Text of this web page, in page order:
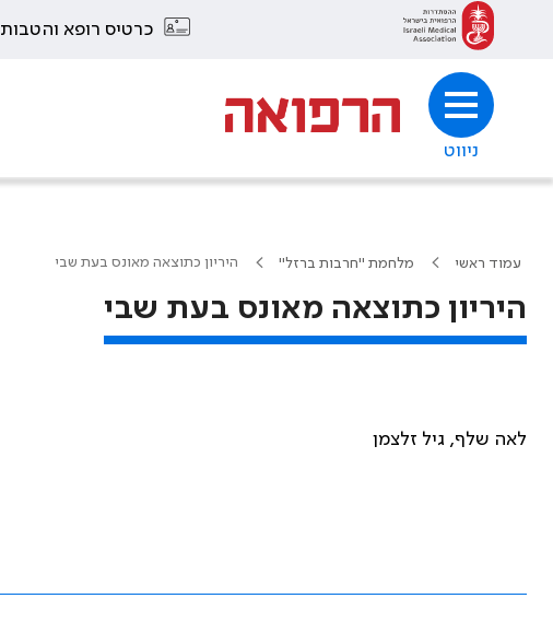
כרטיס רופא והטבות
ניווט
עמוד ראשי מלחמת "חרבות ברזל" היריון כתוצאה מאונס בעת שבי
היריון כתוצאה מאונס בעת שבי
לאה שלף, גיל זלצמן